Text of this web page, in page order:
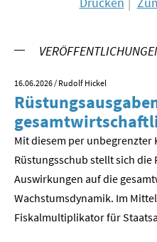
SOMMERSCHULE 2017
SOMMERSCHULE 2016
SOMMERSCHULE 2015
SOMMERSCHULE 2014
16.06.2026 / Rudolf Hickel
Mit diesem per
Rüstungsschub stellt sich die
Auswirkungen auf die
Wachstumsdynamik. Im
Fiskalmultiplikator für